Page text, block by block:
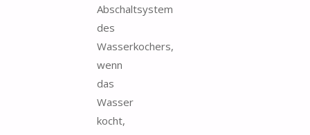
Abschaltsystem
des
Wasserkochers,
wenn
das
Wasser
kocht,